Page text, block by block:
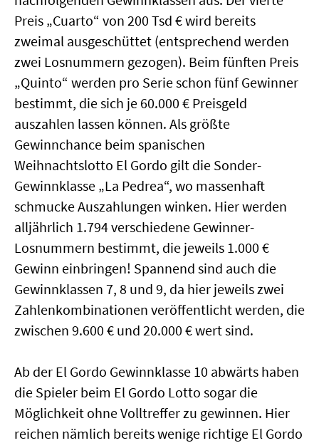
Preis „Cuarto“ von 200 Tsd € wird bereits
zweimal ausgeschüttet (entsprechend werden
zwei Losnummern gezogen). Beim fünften Preis
„Quinto“ werden pro Serie schon fünf Gewinner
bestimmt, die sich je 60.000 € Preisgeld
auszahlen lassen können. Als größte
Gewinnchance beim spanischen
Weihnachtslotto El Gordo gilt die Sonder-
Gewinnklasse „La Pedrea“, wo massenhaft
schmucke Auszahlungen winken. Hier werden
alljährlich 1.794 verschiedene Gewinner-
Losnummern bestimmt, die jeweils 1.000 €
Gewinn einbringen! Spannend sind auch die
Gewinnklassen 7, 8 und 9, da hier jeweils zwei
Zahlenkombinationen veröffentlicht werden, die
zwischen 9.600 € und 20.000 € wert sind.
Ab der El Gordo Gewinnklasse 10 abwärts haben
die Spieler beim El Gordo Lotto sogar die
Möglichkeit ohne Volltreffer zu gewinnen. Hier
reichen nämlich bereits wenige richtige El Gordo